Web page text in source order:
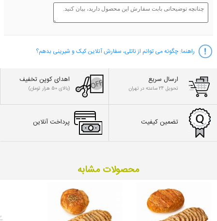
راهنما: چگونه می توانم از ناتلی، سفارش آنلاین کیک و شیرینی بدهم؟
ارسال سریع
تحویل 24 ساعته در تهران
اهدای کوپن تخفیف
(بالای 50 هزار تومان)
تضمین کیفیت پرداخت آنلاین
محصولات مشابه